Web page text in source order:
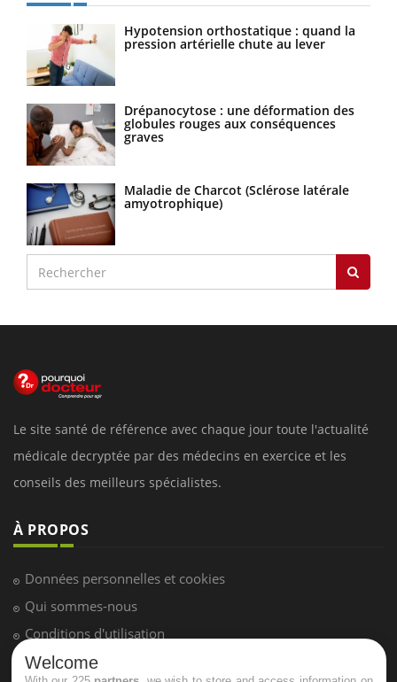
Hypotension orthostatique : quand la
pression artérielle chute au lever
Drépanocytose : une déformation des
globules rouges aux conséquences
graves
Maladie de Charcot (Sclérose latérale
amyotrophique)
Le site santé de référence avec chaque jour toute l'actualité
médicale decryptée par des médecins en exercice et les
conseils des meilleurs spécialistes.
À PROPOS
Données personnelles et cookies
Qui sommes-nous
Conditions d'utilisation
Plan du site
Welcome